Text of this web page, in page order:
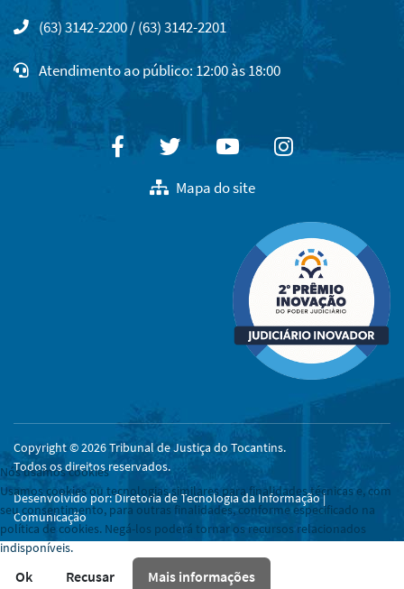
(63) 3142-2200 / (63) 3142-2201
Atendimento ao público: 12:00 às 18:00
FacebookTwitterYoutubeInstagram
Mapa do site
Copyright © 2026 Tribunal de Justiça do Tocantins.
Todos os direitos reservados.
Desenvolvido por: Diretoria de Tecnologia da Informação |
Comunicação
Nós usamos cookies
Usamos cookies ou tecnologias similares para finalidades técnicas e, com
seu consentimento, para outras finalidades, conforme especificado na
política de cookies. Negá-los poderá tornar os recursos relacionados
indisponíveis.
Ok Recusar Mais informações